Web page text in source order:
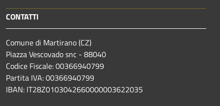
CONTATTI
Comune di Martirano (CZ)
Piazza Vescovado snc - 88040
Codice Fiscale: 00366940799
Partita IVA: 00366940799
IBAN: IT28Z0103042660000003622035